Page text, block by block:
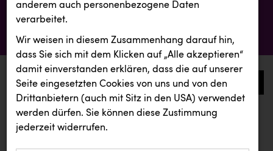
0
aktuelle aussendungen
aktuelle aussendungen
anderem auch personenbezogene Daten
verarbeitet.
Wir weisen in diesem Zusammenhang darauf hin,
dass Sie sich mit dem Klicken auf „Alle akzeptieren“
damit ein­ver­standen erklären, dass die auf unserer
Seite eingesetzten Cookies von uns und von den
Drittanbietern (auch mit Sitz in den USA) verwendet
werden dürfen. Sie können diese Zustimmung
jederzeit widerrufen.